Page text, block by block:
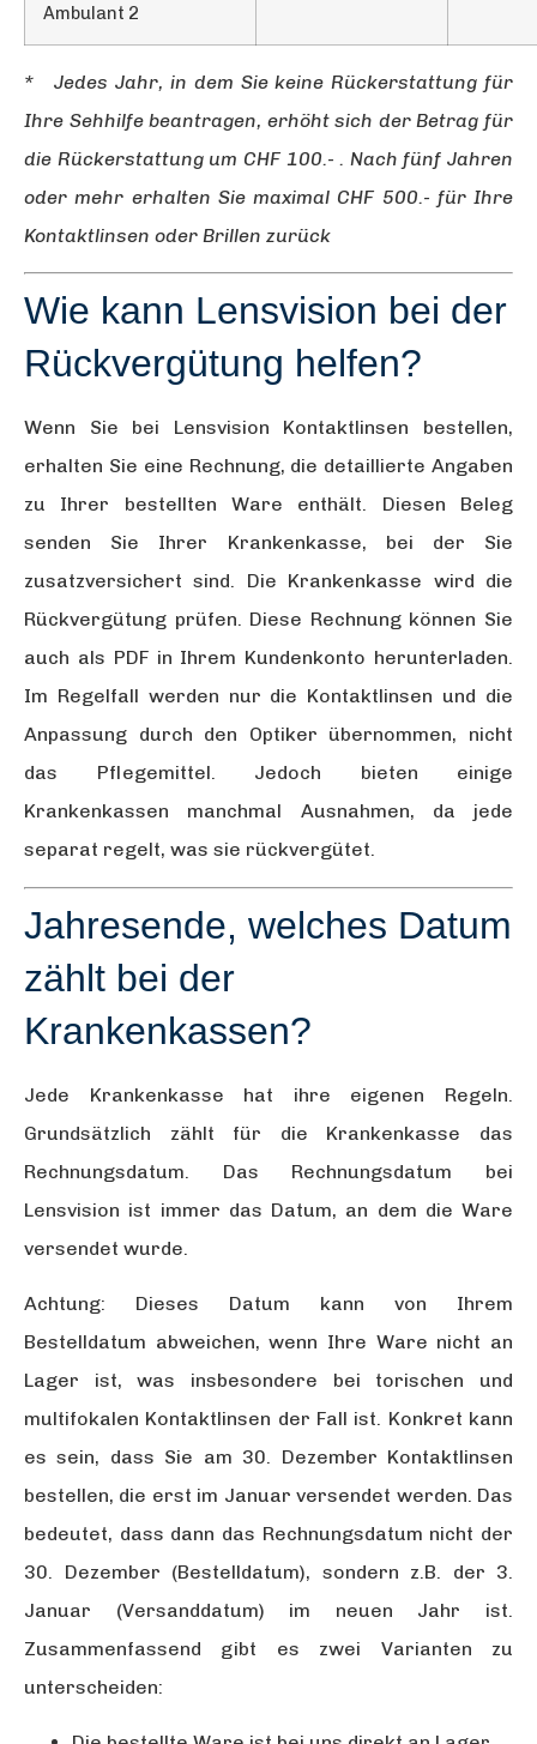
Ambulant 2
* Jedes Jahr, in dem Sie keine Rückerstattung für
Ihre Sehhilfe beantragen, erhöht sich der Betrag für
die Rückerstattung um CHF 100.- . Nach fünf Jahren
oder mehr erhalten Sie maximal CHF 500.- für Ihre
Kontaktlinsen oder Brillen zurück
Wie kann Lensvision bei der
Rückvergütung helfen?
Wenn Sie bei Lensvision Kontaktlinsen bestellen,
erhalten Sie eine Rechnung, die detaillierte Angaben
zu Ihrer bestellten Ware enthält. Diesen Beleg
senden Sie Ihrer Krankenkasse, bei der Sie
zusatzversichert sind. Die Krankenkasse wird die
Rückvergütung prüfen. Diese Rechnung können Sie
auch als PDF in Ihrem Kundenkonto herunterladen.
Im Regelfall werden nur die Kontaktlinsen und die
Anpassung durch den Optiker übernommen, nicht
das Pflegemittel. Jedoch bieten einige
Krankenkassen manchmal Ausnahmen, da jede
separat regelt, was sie rückvergütet.
Jahresende, welches Datum
zählt bei der
Krankenkassen?
Jede Krankenkasse hat ihre eigenen Regeln.
Grundsätzlich zählt für die Krankenkasse das
Rechnungsdatum. Das Rechnungsdatum bei
Lensvision ist immer das Datum, an dem die Ware
versendet wurde.
Achtung: Dieses Datum kann von Ihrem
Bestelldatum abweichen, wenn Ihre Ware nicht an
Lager ist, was insbesondere bei torischen und
multifokalen Kontaktlinsen der Fall ist. Konkret kann
es sein, dass Sie am 30. Dezember Kontaktlinsen
bestellen, die erst im Januar versendet werden. Das
bedeutet, dass dann das Rechnungsdatum nicht der
30. Dezember (Bestelldatum), sondern z.B. der 3.
Januar (Versanddatum) im neuen Jahr ist.
Zusammenfassend gibt es zwei Varianten zu
unterscheiden: